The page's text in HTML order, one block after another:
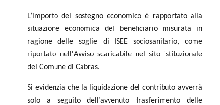
L’importo del sostegno economico è rapportato alla
situazione economica del beneficiario misurata in
ragione delle soglie di ISEE sociosanitario, come
riportato nell'Avviso scaricabile nel sito istituzionale
del Comune di Cabras.
Si evidenzia che la liquidazione del contributo avverrà
solo a seguito dell’avvenuto trasferimento delle